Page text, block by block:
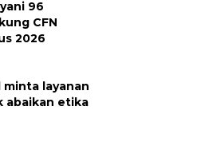
96
CFN
2026
minta layanan
abaikan etika